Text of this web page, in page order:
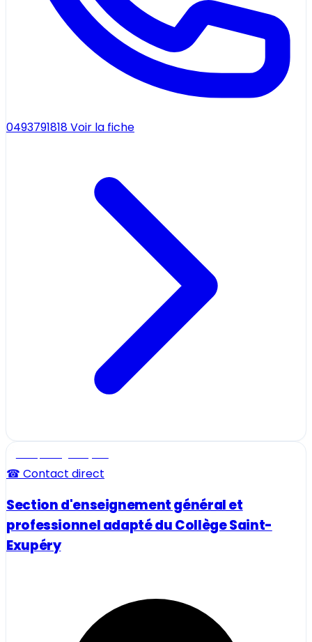
0493791818Voir la fiche
☎ Contact direct
Section d'enseignement général et
professionnel adapté du Collège Saint-
Exupéry